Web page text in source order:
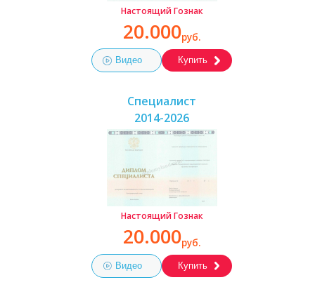
Настоящий Гознак
20.000руб.
Видео Купить
Специалист
2014-2026
Настоящий Гознак
20.000руб.
Видео Купить